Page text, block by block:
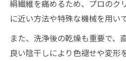
絹繊維を痛めるため、プロのク
に近い方法や特殊な機械を用い
また、洗浄後の乾燥も重要で、
良い陰干しにより色褪せや変形